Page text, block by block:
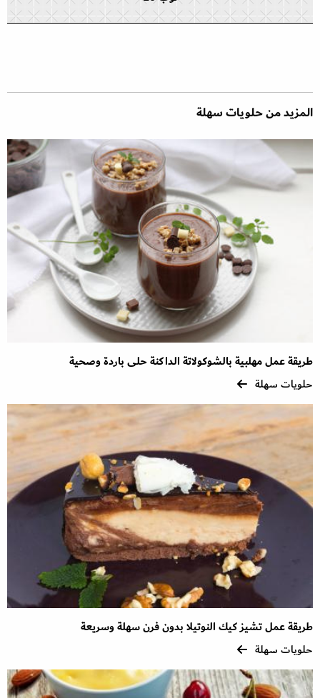
المزيد من حلويات سهلة
طريقة عمل مهلبية بالشوكولاتة الداكنة حلى باردة وصحية
حلويات سهلة
طريقة عمل تشيز كيك النوتيلا بدون فرن سهلة وسريعة
حلويات سهلة